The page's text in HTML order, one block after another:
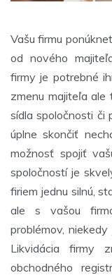
Vašu firmu
od nového
firmy je potrebné
zmenu majiteľa ale
sídla spoločnosti či
úplne skončiť
možnosť spojiť
spoločností je
firiem jednu silnú,
ale s vašou
problémov,
Likvidácia firmy
obchodného